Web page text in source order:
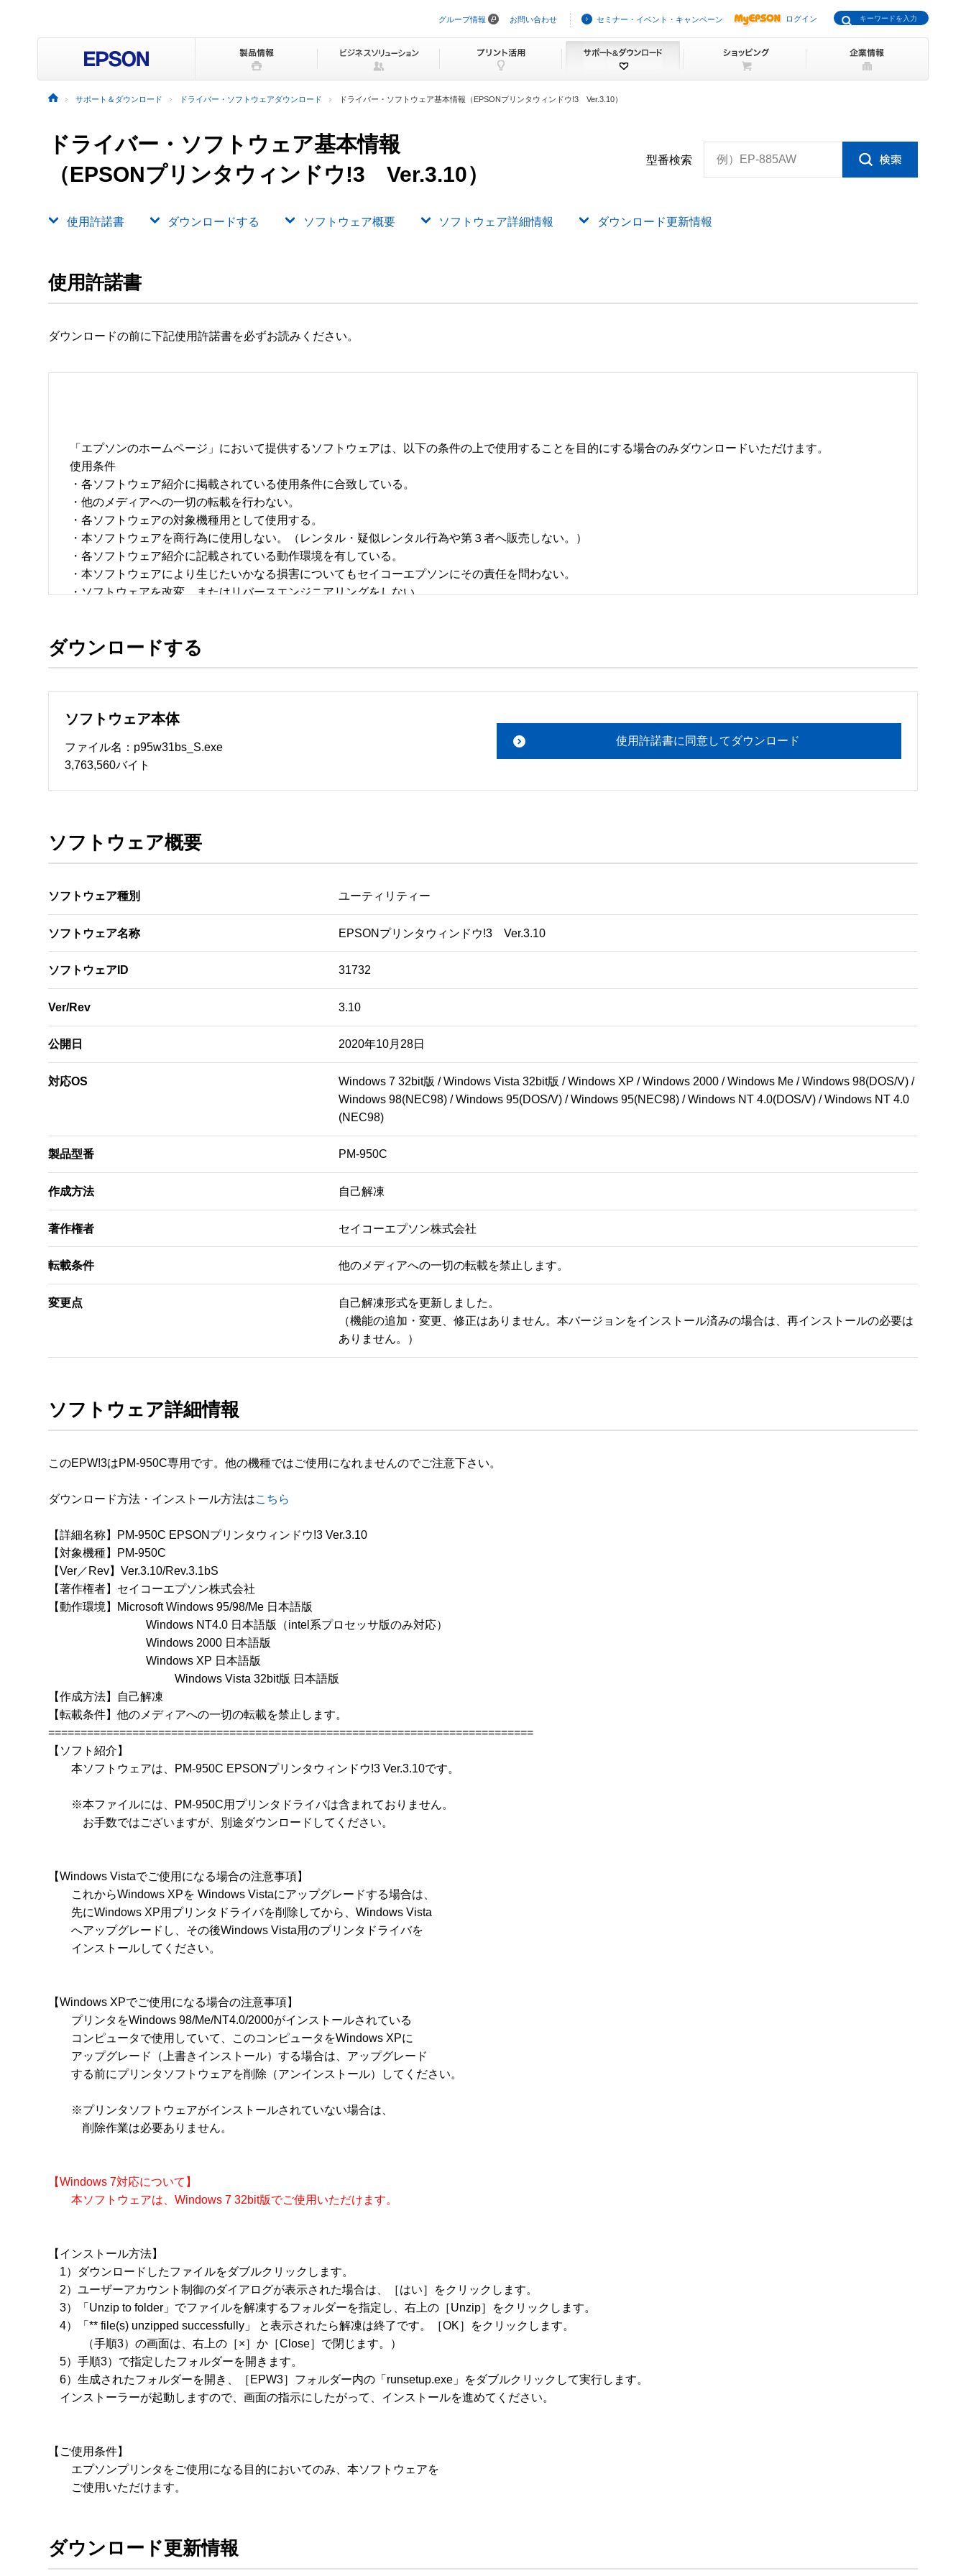
ビ
ョ
を
グループ情報 お問い合わせ セミナー・イベント・キャンペーン ログイン
サポート＆ダウンロード ドライバー・ソフトウェアダウンロード ドライバー・ソフトウェア基本情報（EPSONプリンタウィンドウ!3 Ver.3.10）
ドライバー・ソフトウェア基本情報
（EPSONプリンタウィンドウ!3 Ver.3.10）
型番検索 例）EP-885AW
使用許諾書 ダウンロードする ソフトウェア概要 ソフトウェア詳細情報 ダウンロード更新情報
使用許諾書
ダウンロードの前に下記使用許諾書を必ずお読みください。
「エプソンのホームページ」において提供するソフトウェアは、以下の条件の上で使用することを目的にする場合のみダウンロードいただけます。
使用条件
・各ソフトウェア紹介に掲載されている使用条件に合致している。
・他のメディアへの一切の転載を行わない。
・各ソフトウェアの対象機種用として使用する。
・本ソフトウェアを商行為に使用しない。（レンタル・疑似レンタル行為や第３者へ販売しない。）
・各ソフトウェア紹介に記載されている動作環境を有している。
・本ソフトウェアにより生じたいかなる損害についてもセイコーエプソンにその責任を問わない。
・ソフトウェアを改変、またはリバースエンジニアリングをしない。
ソフトウェアのサポート
ソフトウェアの保証範囲
・ソフトウェアは、予告せず改良、変更することがあります。
著作権者
ダウンロードする
ソフトウェア本体
ファイル名：p95w31bs_S.exe
3,763,560バイト
使用許諾書に同意してダウンロード
ソフトウェア概要
ソフトウェア種別 ユーティリティー
ソフトウェア名称 EPSONプリンタウィンドウ!3　Ver.3.10
ソフトウェアID 31732
Ver/Rev 3.10
公開日 2020年10月28日
対応OS
Windows 7 32bit版 / Windows Vista 32bit版 / Windows XP / Windows 2000 / Windows Me / Windows 98(DOS/V) /
Windows 98(NEC98) / Windows 95(DOS/V) / Windows 95(NEC98) / Windows NT 4.0(DOS/V) / Windows NT 4.0
(NEC98)
製品型番 PM-950C
作成方法 自己解凍
著作権者 セイコーエプソン株式会社
転載条件 他のメディアへの一切の転載を禁止します。
変更点
自己解凍形式を更新しました。
（機能の追加・変更、修正はありません。本バージョンをインストール済みの場合は、再インストールの必要は
ありません。）
ソフトウェア詳細情報
このEPW!3はPM-950C専用です。他の機種ではご使用になれませんのでご注意下さい。
ダウンロード方法・インストール方法はこちら
【詳細名称】PM-950C EPSONプリンタウィンドウ!3 Ver.3.10
【対象機種】PM-950C
【Ver／Rev】Ver.3.10/Rev.3.1bS
【著作権者】セイコーエプソン株式会社
【動作環境】Microsoft Windows 95/98/Me 日本語版
Windows NT4.0 日本語版（intel系プロセッサ版のみ対応）
Windows 2000 日本語版
Windows XP 日本語版
Windows Vista 32bit版 日本語版
【作成方法】自己解凍
【転載条件】他のメディアへの一切の転載を禁止します。
===========================================================================
【ソフト紹介】
本ソフトウェアは、PM-950C EPSONプリンタウィンドウ!3 Ver.3.10です。
※本ファイルには、PM-950C用プリンタドライバは含まれておりません。
お手数ではございますが、別途ダウンロードしてください。
【Windows Vistaでご使用になる場合の注意事項】
これからWindows XPを Windows Vistaにアップグレードする場合は、
先にWindows XP用プリンタドライバを削除してから、Windows Vista
へアップグレードし、その後Windows Vista用のプリンタドライバを
インストールしてください。
【Windows XPでご使用になる場合の注意事項】
プリンタをWindows 98/Me/NT4.0/2000がインストールされている
コンピュータで使用していて、このコンピュータをWindows XPに
アップグレード（上書きインストール）する場合は、アップグレード
する前にプリンタソフトウェアを削除（アンインストール）してください。
※プリンタソフトウェアがインストールされていない場合は、
削除作業は必要ありません。
【Windows 7対応について】
本ソフトウェアは、Windows 7 32bit版でご使用いただけます。
【インストール方法】
1）ダウンロードしたファイルをダブルクリックします。
2）ユーザーアカウント制御のダイアログが表示された場合は、［はい］をクリックします。
3）「Unzip to folder」でファイルを解凍するフォルダーを指定し、右上の［Unzip］をクリックします。
4）「** file(s) unzipped successfully」 と表示されたら解凍は終了です。［OK］をクリックします。
（手順3）の画面は、右上の［×］か［Close］で閉じます。）
5）手順3）で指定したフォルダーを開きます。
6）生成されたフォルダーを開き、［EPW3］フォルダー内の「runsetup.exe」をダブルクリックして実行します。
インストーラーが起動しますので、画面の指示にしたがって、インストールを進めてください。
【ご使用条件】
エプソンプリンタをご使用になる目的においてのみ、本ソフトウェアを
ダウンロード更新情報